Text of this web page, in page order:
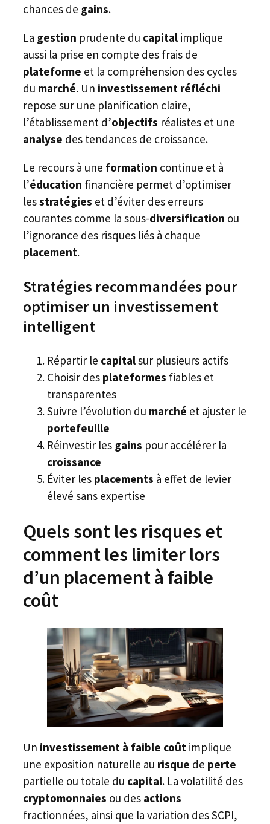
chances de gains.
La gestion prudente du capital implique
aussi la prise en compte des frais de
plateforme et la compréhension des cycles
du marché. Un investissement réfléchi
repose sur une planification claire,
l’établissement d’objectifs réalistes et une
analyse des tendances de croissance.
Le recours à une formation continue et à
l’éducation financière permet d’optimiser
lesstratégies et d’éviter des erreurs
courantes comme la sous-diversification ou
l’ignorance des risques liés à chaque
placement.
Stratégies recommandées pour
optimiser un investissement
intelligent
Répartir le capitalsur plusieurs actifs
Choisir des plateformes fiables et
transparentes
Suivre l’évolution du marché et ajuster le
portefeuille
Réinvestir les gains pour accélérer la
croissance
Éviter les placements à effet de levier
élevé sans expertise
Quels sont les risques et
comment les limiter lors
d’un placement à faible
coût
Un investissement à faible coût implique
une exposition naturelle au risque de perte
partielle ou totale du capital. La volatilité des
cryptomonnaies ou des actions
fractionnées, ainsi que la variation des SCPI,